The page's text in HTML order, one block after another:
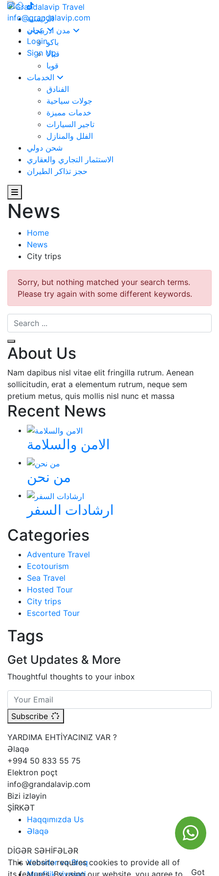
info@grandalavip.com
Login
Sign Up
الرئيسية
باكو
قبالا
قوبا
الفنادق
جولات سياحية
خدمات مميزة
تاجير السيارات
الفلل والمنازل
شحن دولي
الاستثمار التجاري والعقاري
حجز تذاكر الطيران
News
Home
News
City trips
Sorry, but nothing matched your search terms.
Please try again with some different keywords.
About Us
Nam dapibus nisl vitae elit fringilla rutrum. Aenean
sollicitudin, erat a elementum rutrum, neque sem
pretium metus, quis mollis nisl nunc et massa
Recent News
الامن والسلامة
من نحن
ارشادات السفر
Categories
Adventure Travel
Ecotourism
Sea Travel
Hosted Tour
City trips
Escorted Tour
Tags
Get Updates & More
Thoughtful thoughts to your inbox
Subscribe
YARDIMA EHTİYACINIZ VAR ?
Əlaqə
+994 50 833 55 75
Elektron poçt
info@grandalavip.com
Bizi izləyin
ŞİRKƏT
Haqqımızda Us
Əlaqə
DİGƏR SƏHİFƏLƏR
Xəbərlər və Bloq
Məxfilik siyasəti
This website requires cookies to provide all of
its features. By using our website, you agree to
Got